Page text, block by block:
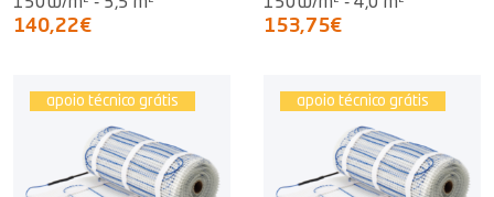
140,22€ 153,75€
apoio técnico grátis apoio técnico grátis